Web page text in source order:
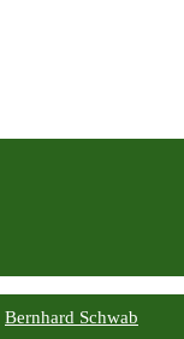
Bernhard Schwab